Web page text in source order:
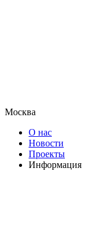
Москва
О нас
Новости
Проекты
Информация